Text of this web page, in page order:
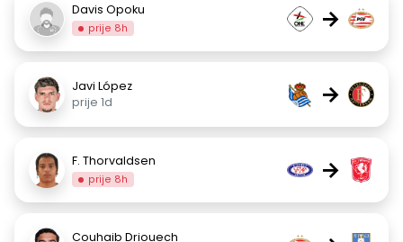
Davis Opoku
prije 8h →
Javi López
prije 1d
→
F. Thorvaldsen
prije 8h →
Couhaib Driouech